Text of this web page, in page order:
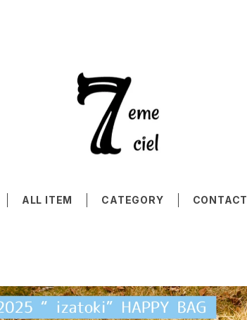
ALL ITEM CATEGORY CONTACT